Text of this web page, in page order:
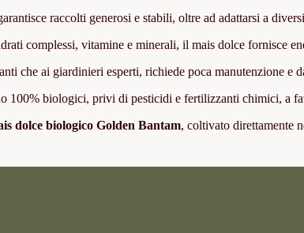
raccolti generosi e stabili, oltre ad adattarsi a
complessi, vitamine e minerali, il mais dolce fornisce
che ai giardinieri esperti, richiede poca manutenzione e
100% biologici, privi di pesticidi e fertilizzanti chimici, a
dolce biologico Golden Bantam, coltivato direttamente